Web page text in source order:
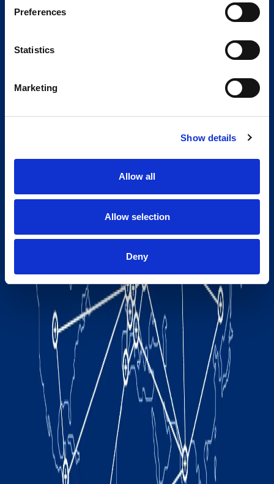
Preferences
Statistics
Marketing
Show details
Allow all
Allow selection
Deny